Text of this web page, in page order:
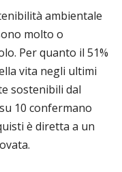
ambientale
molto o
Per quanto il 51%
vita negli ultimi
sostenibili dal
10 confermano
è diretta a un